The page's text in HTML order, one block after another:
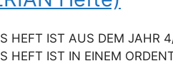
HEFT IST AUS DEM JAHR
HEFT IST IN EINEM